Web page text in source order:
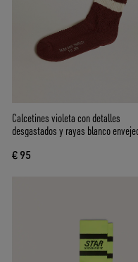
Calcetines violeta con detalles
desgastados y rayas blanco
€ 95